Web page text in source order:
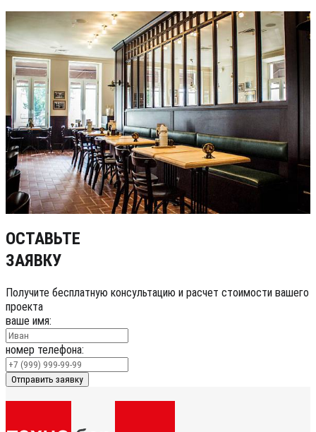
ОСТАВЬТЕ
ЗАЯВКУ
Получите бесплатную консультацию и расчет стоимости вашего
проекта
ваше имя:
номер телефона:
Отправить заявку